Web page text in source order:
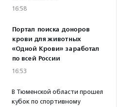
16:58
Портал поиска доноров
крови для животных
«Одной Крови» заработал
по всей России
16:53
В Тюменской области прошел
кубок по спортивному